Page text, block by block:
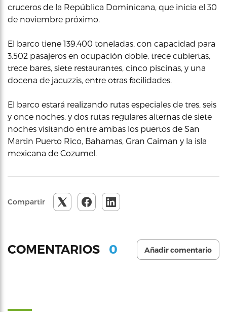
cruceros de la República Dominicana, que inicia el 30
de noviembre próximo.
El barco tiene 139.400 toneladas, con capacidad para
3.502 pasajeros en ocupación doble, trece cubiertas,
trece bares, siete restaurantes, cinco piscinas, y una
docena de jacuzzis, entre otras facilidades.
El barco estará realizando rutas especiales de tres, seis
y once noches, y dos rutas regulares alternas de siete
noches visitando entre ambas los puertos de San
Martin Puerto Rico, Bahamas, Gran Caiman y la isla
mexicana de Cozumel.
Compartir
COMENTARIOS 0 Añadir comentario